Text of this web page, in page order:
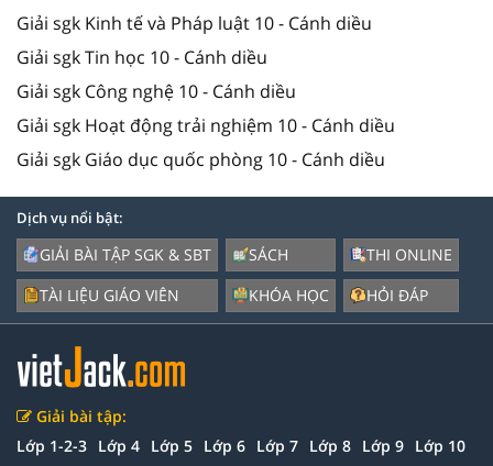
Giải sgk Kinh tế và Pháp luật 10 - Cánh diều
Giải sgk Tin học 10 - Cánh diều
Giải sgk Công nghệ 10 - Cánh diều
Giải sgk Hoạt động trải nghiệm 10 - Cánh diều
Giải sgk Giáo dục quốc phòng 10 - Cánh diều
Dịch vụ nổi bật:
GIẢI BÀI TẬP SGK & SBT
TÀI LIỆU GIÁO VIÊN
SÁCH
KHÓA HỌC
THI ONLINE
HỎI ĐÁP
Giải bài tập:
Lớp 1-2-3 Lớp 4 Lớp 5 Lớp 6 Lớp 7 Lớp 8 Lớp 9 Lớp 10